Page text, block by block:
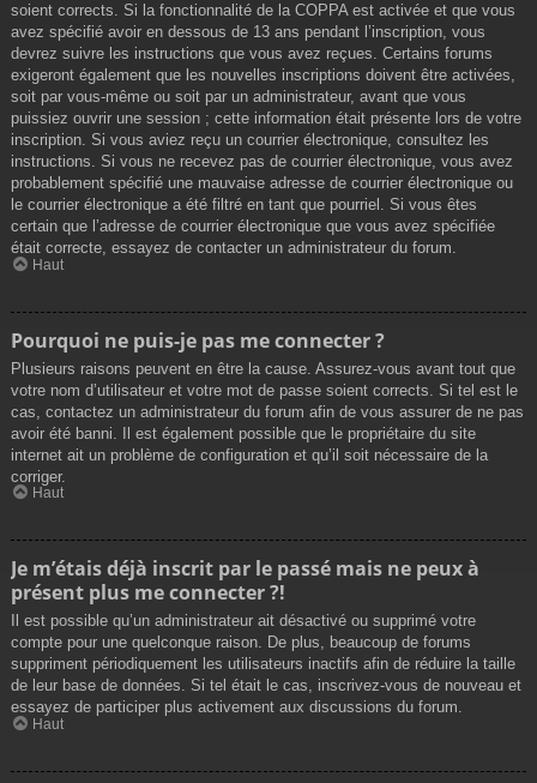
soient corrects. Si la fonctionnalité de la COPPA est activée et que vous
avez spécifié avoir en dessous de 13 ans pendant l’inscription, vous
devrez suivre les instructions que vous avez reçues. Certains forums
exigeront également que les nouvelles inscriptions doivent être activées,
soit par vous-même ou soit par un administrateur, avant que vous
puissiez ouvrir une session ; cette information était présente lors de votre
inscription. Si vous aviez reçu un courrier électronique, consultez les
instructions. Si vous ne recevez pas de courrier électronique, vous avez
probablement spécifié une mauvaise adresse de courrier électronique ou
le courrier électronique a été filtré en tant que pourriel. Si vous êtes
certain que l’adresse de courrier électronique que vous avez spécifiée
était correcte, essayez de contacter un administrateur du forum.
Haut
Pourquoi ne puis-je pas me connecter ?
Plusieurs raisons peuvent en être la cause. Assurez-vous avant tout que
votre nom d’utilisateur et votre mot de passe soient corrects. Si tel est le
cas, contactez un administrateur du forum afin de vous assurer de ne pas
avoir été banni. Il est également possible que le propriétaire du site
internet ait un problème de configuration et qu’il soit nécessaire de la
corriger.
Haut
Je m’étais déjà inscrit par le passé mais ne peux à
présent plus me connecter ?!
Il est possible qu’un administrateur ait désactivé ou supprimé votre
compte pour une quelconque raison. De plus, beaucoup de forums
suppriment périodiquement les utilisateurs inactifs afin de réduire la taille
de leur base de données. Si tel était le cas, inscrivez-vous de nouveau et
essayez de participer plus activement aux discussions du forum.
Haut